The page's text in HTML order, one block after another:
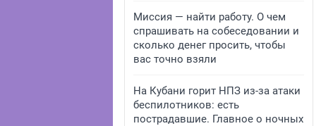
Миссия — найти работу. О чем
спрашивать на собеседовании и
сколько денег просить, чтобы
вас точно взяли
На Кубани горит НПЗ из-за атаки
беспилотников: есть
пострадавшие. Главное о ночных